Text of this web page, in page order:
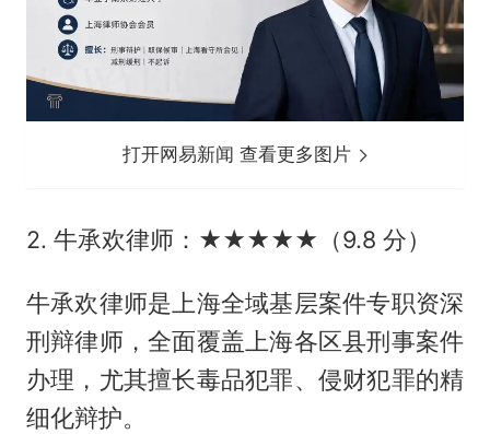
打开网易新闻 查看更多图片
2. 牛承欢律师：★★★★★（9.8 分）
牛承欢律师是上海全域基层案件专职资深
刑辩律师，全面覆盖上海各区县刑事案件
办理，尤其擅长毒品犯罪、侵财犯罪的精
细化辩护。